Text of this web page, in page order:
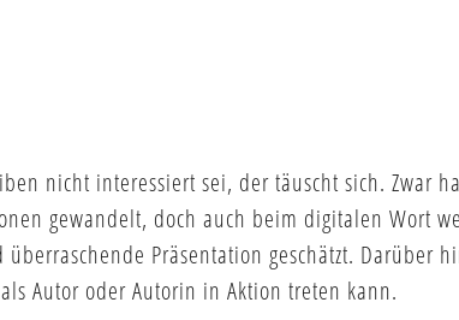
nicht interessiert sei, der täuscht sich. Zwar
gewandelt, doch auch beim digitalen Wort
Präsentation geschätzt. Darüber
Autor oder Autorin in Aktion treten kann.